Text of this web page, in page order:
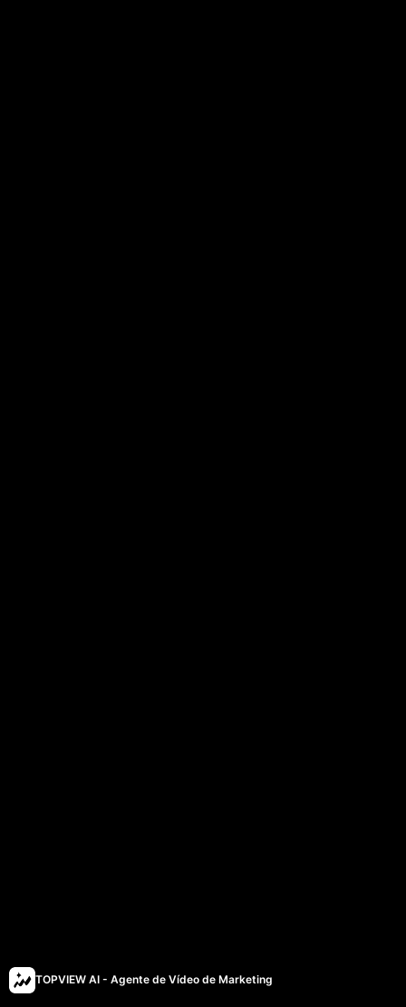
TOPVIEW AI - Agente de Vídeo de Marketing